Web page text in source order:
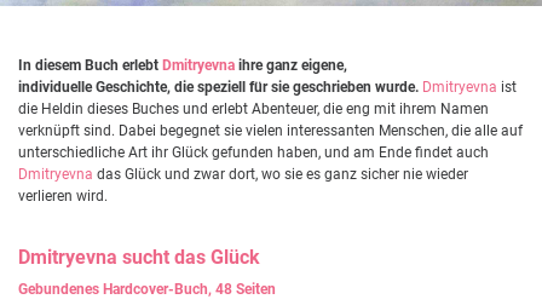
In diesem Buch erlebt Dmitryevna ihre ganz eigene,
individuelle Geschichte, die speziell für sie geschrieben wurde. Dmitryevna ist
die Heldin dieses Buches und erlebt Abenteuer, die eng mit ihrem Namen
verknüpft sind. Dabei begegnet sie vielen interessanten Menschen, die alle auf
unterschiedliche Art ihr Glück gefunden haben, und am Ende findet auch
Dmitryevna das Glück und zwar dort, wo sie es ganz sicher nie wieder
verlieren wird.
Dmitryevna sucht das Glück
Gebundenes Hardcover-Buch, 48 Seiten